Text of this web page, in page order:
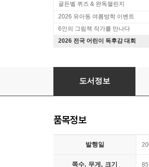
골든벨 퀴즈 & 완독챌린지
2026 유아동 여름방학 이벤트
6인의 그림책 작가를 만나다
2026 전국 어린이 독후감 대회
코는 왜 얼굴 가운데 있을까
도서정보
품목정보
발행일
쪽수, 무게, 크기